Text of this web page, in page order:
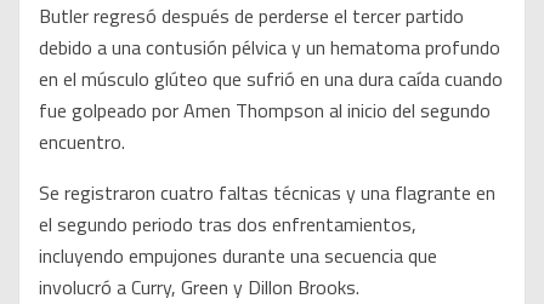
Butler regresó después de perderse el tercer partido
debido a una contusión pélvica y un hematoma profundo
en el músculo glúteo que sufrió en una dura caída cuando
fue golpeado por Amen Thompson al inicio del segundo
encuentro.
Se registraron cuatro faltas técnicas y una flagrante en
el segundo periodo tras dos enfrentamientos,
incluyendo empujones durante una secuencia que
involucró a Curry, Green y Dillon Brooks.